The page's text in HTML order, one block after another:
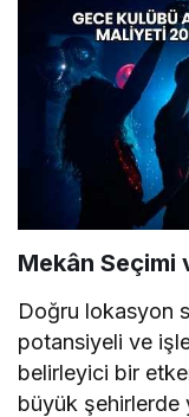
Mekân Seçimi
Doğru lokasyon
potansiyeli ve
belirleyici bir
büyük şehirlerde